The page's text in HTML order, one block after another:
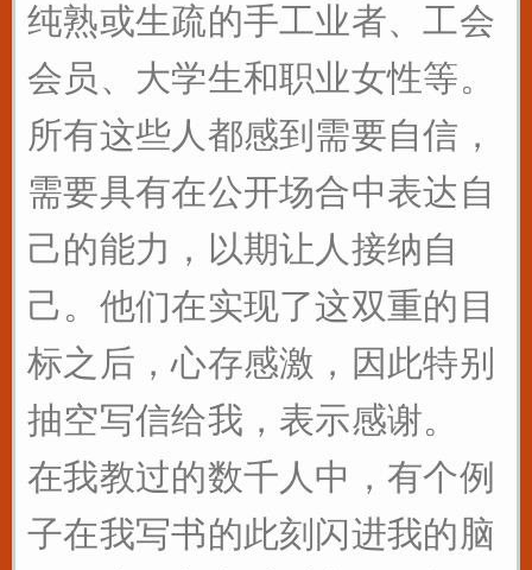
纯熟或生疏的手工业者、工会
会员、大学生和职业女性等。
所有这些人都感到需要自信，
需要具有在公开场合中表达自
己的能力，以期让人接纳自
己。他们在实现了这双重的目
标之后，心存感激，因此特别
抽空写信给我，表示感谢。
在我教过的数千人中，有个例
子在我写书的此刻闪进我的脑